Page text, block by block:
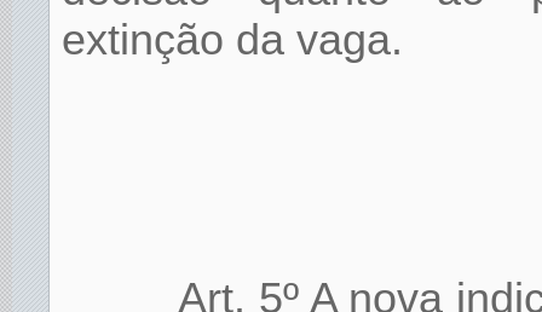
extinção da vaga.
Art. 5º A nova